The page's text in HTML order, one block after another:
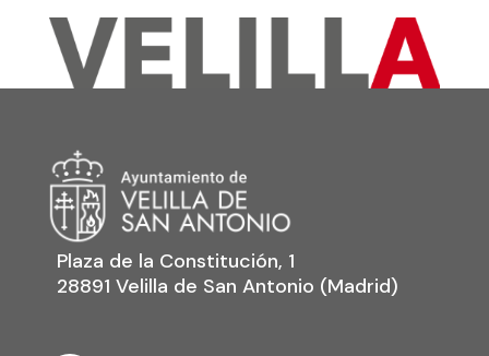
Plaza de la Constitución, 1
28891 Velilla de San Antonio (Madrid)